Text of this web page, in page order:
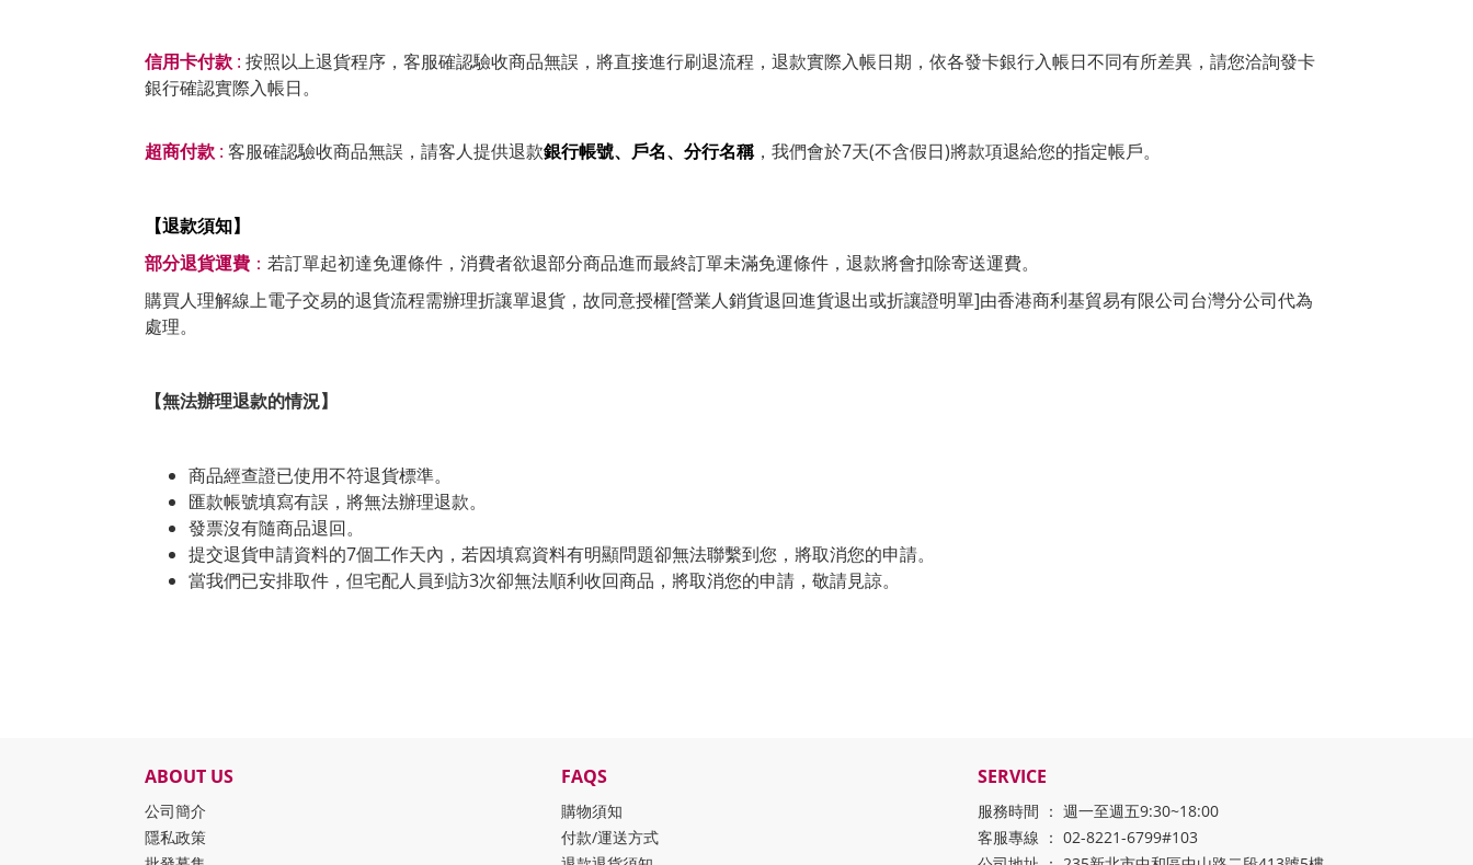
信用卡付款 : 按照以上退貨程序，客服確認驗收商品無誤，將直接進行刷退流程，退款實際入帳日期，依各發卡銀行入帳日不同有所差異，請您洽詢發卡
銀行確認實際入帳日。
超商付款 : 客服確認驗收商品無誤，請客人提供退款銀行帳號、戶名、分行名稱，我們會於7天(不含假日)將款項退給您的指定帳戶。
【退款須知】
部分退貨運費 ： 若訂單起初達免運條件，消費者欲退部分商品進而最終訂單未滿免運條件，退款將會扣除寄送運費。
購買人理解線上電子交易的退貨流程需辦理折讓單退貨，故同意授權[營業人銷貨退回進貨退出或折讓證明單]由香港商利基貿易有限公司台灣分公司代為
處理。
【無法辦理退款的情況】
商品經查證已使用不符退貨標準。
匯款帳號填寫有誤，將無法辦理退款。
發票沒有隨商品退回。
提交退貨申請資料的7個工作天內，若因填寫資料有明顯問題卻無法聯繫到您，將取消您的申請。
當我們已安排取件，但宅配人員到訪3次卻無法順利收回商品，將取消您的申請，敬請見諒。
ABOUT US
公司簡介
隱私政策
FAQS
購物須知
付款/運送方式
SERVICE
服務時間 ： 週一至週五9:30~18:00
客服專線 ： 02-8221-6799#103